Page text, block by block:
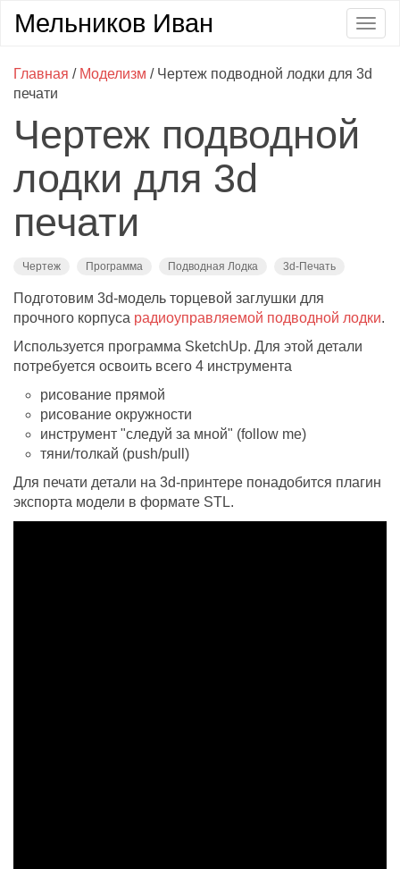
Мельников Иван
Главная / Моделизм / Чертеж подводной лодки для 3d
печати
Чертеж подводной
лодки для 3d
печати
Чертеж Программа Подводная Лодка 3d-Печать
Подготовим 3d-модель торцевой заглушки для
прочного корпуса радиоуправляемой подводной лодки.
Используется программа SketchUp. Для этой детали
потребуется освоить всего 4 инструмента
рисование прямой
рисование окружности
инструмент "следуй за мной" (follow me)
тяни/толкай (push/pull)
Для печати детали на 3d-принтере понадобится плагин
экспорта модели в формате STL.